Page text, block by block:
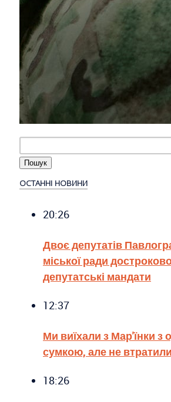
ОСТАННІ НОВИНИ
20:26
Двоє депутатів
міської ради
депутатські мандати
12:37
Ми виїхали з Мар'їнки з
сумкою, але не
18:26